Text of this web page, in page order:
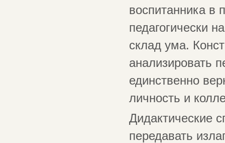
воспитанника в
педагогически
склад ума.
анализировать
единственно
личность и
Дидактические
передавать